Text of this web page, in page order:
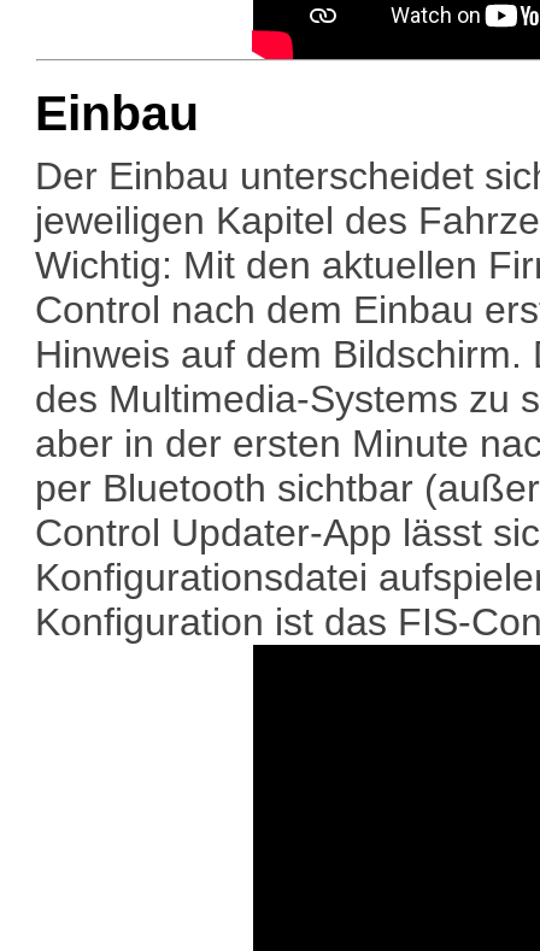
Einbau
Der Einbau unterscheidet
jeweiligen Kapitel des
Wichtig: Mit den aktuellen
Control nach dem Einbau
Hinweis auf dem
des Multimedia-Systems zu
aber in der ersten Minute
per Bluetooth sichtbar
Control Updater-App lässt
Konfigurationsdatei
Konfiguration ist das FIS-